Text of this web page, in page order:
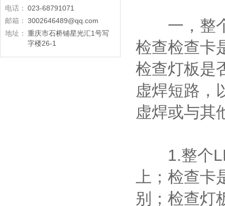
电话： 023-68791071
邮箱： 3002646489@qq.com
地址： 重庆市石桥铺星光汇1号写
字楼26-1
一，整个
检查检查卡
检查灯板是
虚焊短路，
虚焊或与其
1.整个
上；检查
别；检查灯